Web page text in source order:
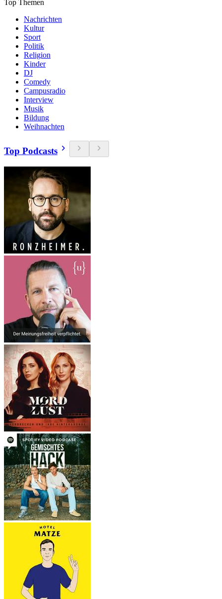
Top Themen
Nachrichten
Kultur
Sport
Politik
Religion
Kinder
DJ
Comedy
Campusradio
Interview
Musik
Bildung
Weihnachten
Top Podcasts